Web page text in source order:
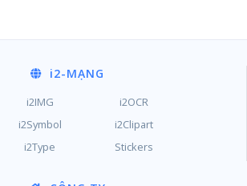
i2-MẠNG
i2IMG
i2OCR
i2Symbol
i2Clipart
i2Type Stickers